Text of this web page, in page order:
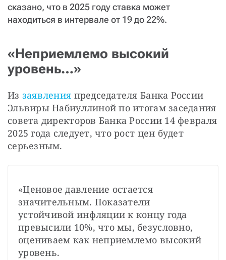
сказано, что в 2025 году ставка может
находиться в интервале от 19 до 22%.
«Неприемлемо высокий
уровень…»
Из заявления председателя Банка России
Эльвиры Набиуллиной по итогам заседания
совета директоров Банка России 14 февраля
2025 года следует, что рост цен будет
серьезным.
«Ценовое давление остается
значительным. Показатели
устойчивой инфляции к концу года
превысили 10%, что мы, безусловно,
оцениваем как неприемлемо высокий
уровень.